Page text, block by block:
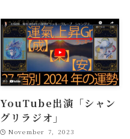
YouTube出演「シャン
グリラジオ」
November 7, 2023